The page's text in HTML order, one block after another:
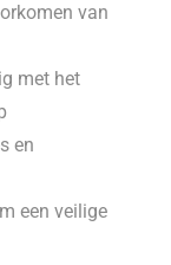
van
met het
en
een veilige